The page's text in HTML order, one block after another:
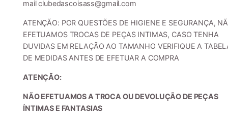
mailclubedascoisass@gmail.com
ATENÇÃO: POR QUESTÕES DE HIGIENE E SEGURANÇA,
EFETUAMOS TROCAS DE PEÇAS INTIMAS, CASO TENHA
DUVIDAS EM RELAÇÃO AO TAMANHO VERIFIQUE A
DE MEDIDAS ANTES DE EFETUAR A COMPRA
ATENÇÃO:
NÃO EFETUAMOS A TROCA OU DEVOLUÇÃO DE PEÇAS
ÍNTIMAS E FANTASIAS